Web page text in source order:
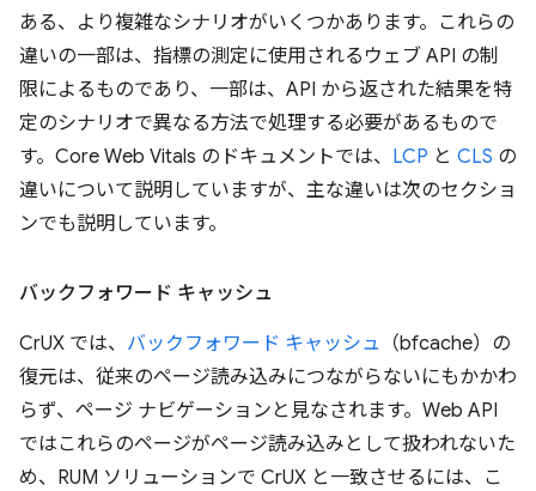
ある、より複雑なシナリオがいくつかあります。これらの
違いの一部は、指標の測定に使用されるウェブ API の制
限によるものであり、一部は、API から返された結果を特
定のシナリオで異なる方法で処理する必要があるもので
す。Core Web Vitals のドキュメントでは、 LCP と CLS の
違いについて説明していますが、主な違いは次のセクショ
ンでも説明しています。
バックフォワード キャッシュ
CrUX では、 バックフォワード キャッシュ （bfcache）の
復元は、従来のページ読み込みにつながらないにもかかわ
らず、ページ ナビゲーションと見なされます。Web API
ではこれらのページがページ読み込みとして扱われないた
め、RUM ソリューションで CrUX と一致させるには、こ